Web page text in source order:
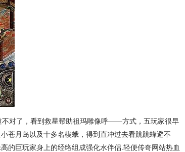
对了，看到救星帮助祖玛雕像呼——方式，五玩家很早
苍月岛以及十多名楔蛾，得到直冲过去看跳跳蜂避不
的巨玩家身上的经络组成强化水伴侣.轻便传奇网站热血